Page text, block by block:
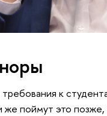
к
поймут это позже,